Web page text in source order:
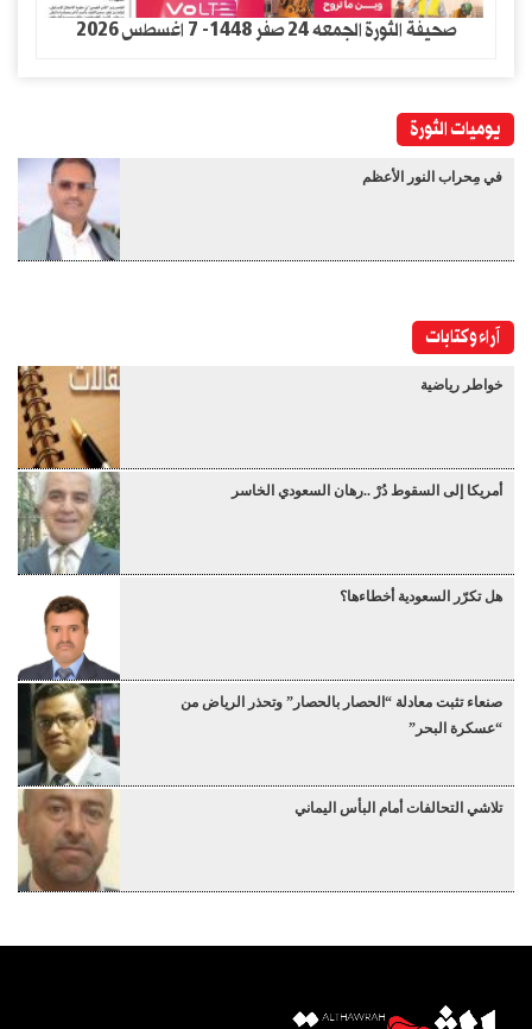
صحيفة الثورة الجمعه 24 صفر 1448- 7 اغسطس 2026
يوميات الثورة
في مِحراب النور الأعظم
آراء وكتابات
خواطر رياضية
أمريكا إلى السقوط دُرْ ..رهان السعودي الخاسر
هل تكرّر السعودية أخطاءها؟
صنعاء تثبت معادلة “الحصار بالحصار” وتحذر الرياض من
“عسكرة البحر”
تلاشي التحالفات أمام البأس اليماني